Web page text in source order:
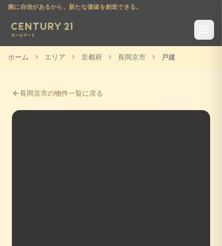
腕に自信があるから、新たな価値を創造できる。
ホーム エリア 京都府 長岡京市 戸建
長岡京市の物件一覧に戻る